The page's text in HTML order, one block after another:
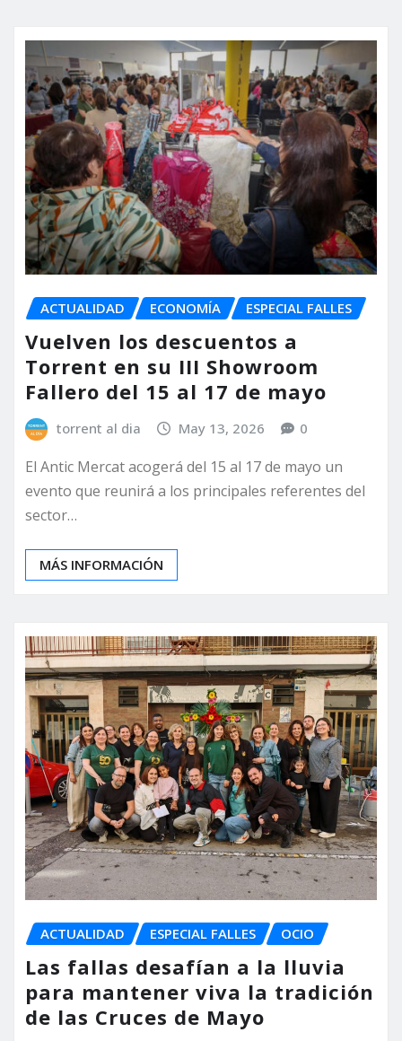
ACTUALIDAD ECONOMÍA ESPECIAL FALLES
Vuelven los descuentos a
Torrent en su III Showroom
Fallero del 15 al 17 de mayo
torrent al dia May 13, 2026 0
El Antic Mercat acogerá del 15 al 17 de mayo un
evento que reunirá a los principales referentes del
sector…
MÁS INFORMACIÓN
ACTUALIDAD ESPECIAL FALLES OCIO
Las fallas desafían a la lluvia
para mantener viva la tradición
de las Cruces de Mayo